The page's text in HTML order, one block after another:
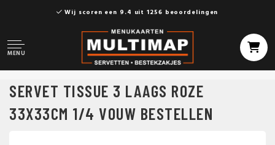
Wij scoren een 9.4 uit 1256 beoordelingen
MENU
SERVET TISSUE 3 LAAGS ROZE
33X33CM 1/4 VOUW BESTELLEN